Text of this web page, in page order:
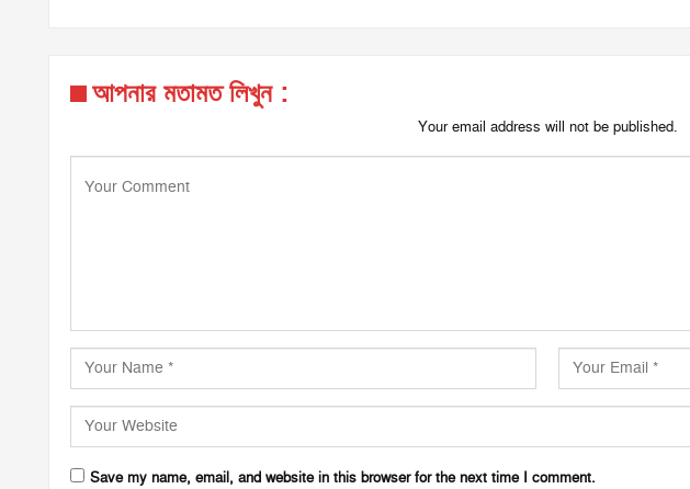
আপনার মতামত লিখুন :
Your email address will not be published.
Save my name, email, and website in this browser for the next time I comment.